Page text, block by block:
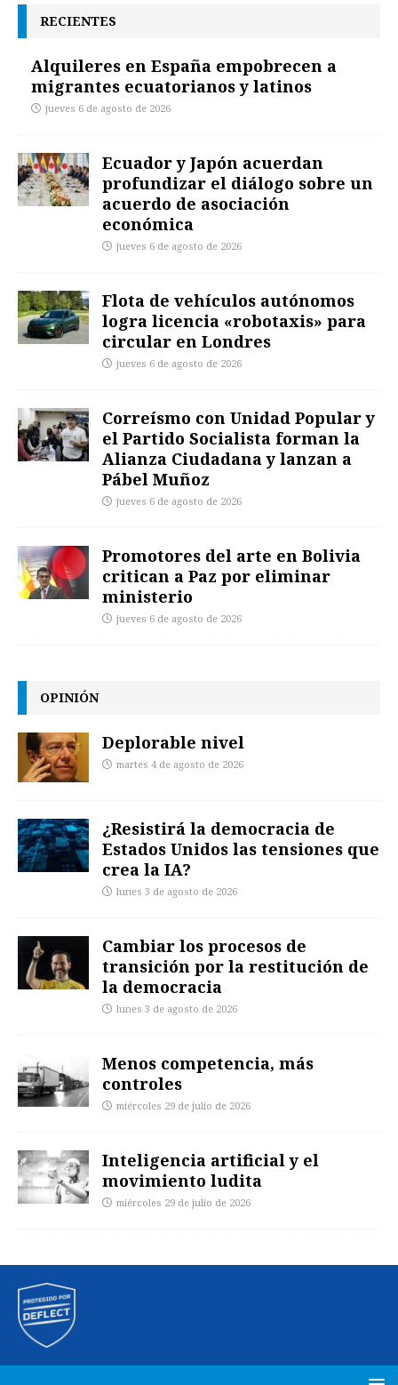
RECIENTES
Alquileres en España empobrecen a
migrantes ecuatorianos y latinos
jueves 6 de agosto de 2026
Ecuador y Japón acuerdan
profundizar el diálogo sobre un
acuerdo de asociación
económica
jueves 6 de agosto de 2026
Flota de vehículos autónomos
logra licencia «robotaxis» para
circular en Londres
jueves 6 de agosto de 2026
Correísmo con Unidad Popular y
el Partido Socialista forman la
Alianza Ciudadana y lanzan a
Pábel Muñoz
jueves 6 de agosto de 2026
Promotores del arte en Bolivia
critican a Paz por eliminar
ministerio
jueves 6 de agosto de 2026
OPINIÓN
Deplorable nivel
martes 4 de agosto de 2026
¿Resistirá la democracia de
Estados Unidos las tensiones que
crea la IA?
lunes 3 de agosto de 2026
Cambiar los procesos de
transición por la restitución de
la democracia
lunes 3 de agosto de 2026
Menos competencia, más
controles
miércoles 29 de julio de 2026
Inteligencia artificial y el
movimiento ludita
miércoles 29 de julio de 2026